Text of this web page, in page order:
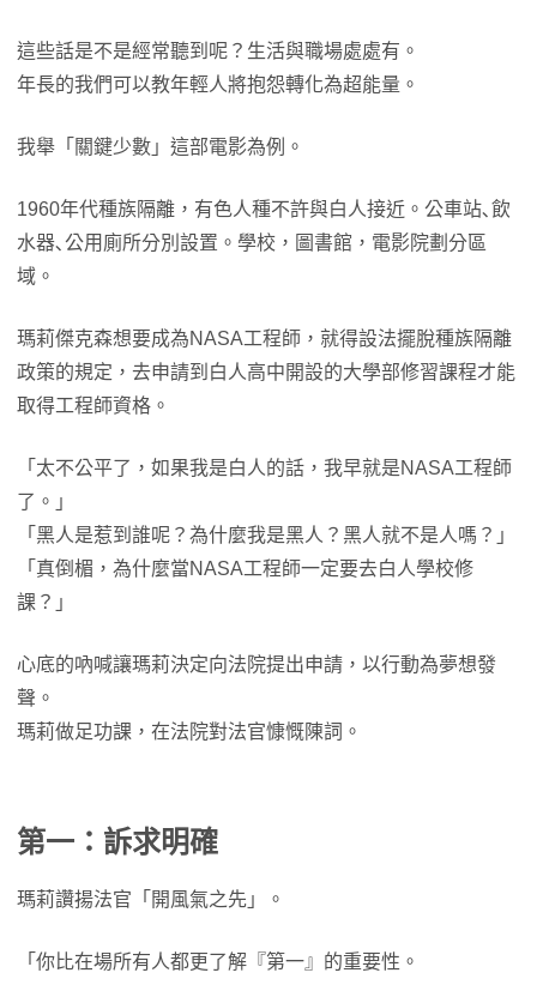
這些話是不是經常聽到呢？生活與職場處處有。
年長的我們可以教年輕人將抱怨轉化為超能量。
我舉「關鍵少數」這部電影為例。
1960年代種族隔離，有色人種不許與白人接近。公車站､飲
水器､公用廁所分別設置。學校，圖書館，電影院劃分區
域。
瑪莉傑克森想要成為NASA工程師，就得設法擺脫種族隔離
政策的規定，去申請到白人高中開設的大學部修習課程才能
取得工程師資格。
「太不公平了，如果我是白人的話，我早就是NASA工程師
了。」
「黑人是惹到誰呢？為什麼我是黑人？黑人就不是人嗎？」
「真倒楣，為什麼當NASA工程師一定要去白人學校修
課？」
心底的吶喊讓瑪莉決定向法院提出申請，以行動為夢想發
聲。
瑪莉做足功課，在法院對法官慷慨陳詞。
第一：訴求明確
瑪莉讚揚法官「開風氣之先」。
「你比在場所有人都更了解『第一』的重要性。